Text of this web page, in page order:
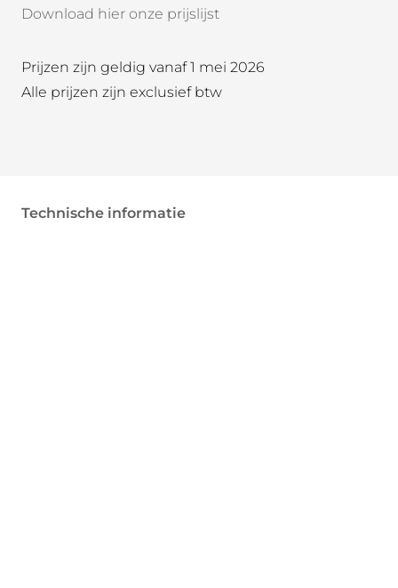
Download hier onze prijslijst
Prijzen zijn geldig vanaf 1 mei 2026
Alle prijzen zijn exclusief btw
Technische informatie